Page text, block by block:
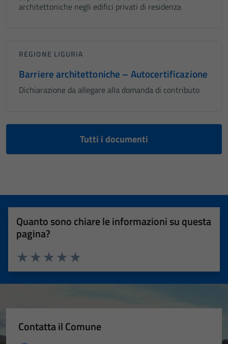
architettoniche negli edifici privati di residenza
REGIONE LIGURIA
Barriere architettoniche – Autocertificazione
Dichiarazione da allegare alla domanda di contributo
Tutti i documenti
Quanto sono chiare le informazioni su questa
pagina?
Valuta 5 stelle su 5
Valuta 4 stelle su 5
Valuta 3 stelle su 5
Valuta 2 stelle su 5
Valuta 1 stelle su 5
Contatta il Comune